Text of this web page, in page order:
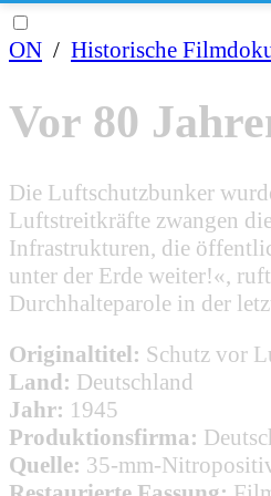
ON / Historische
Vor 80
Die Luftschutzbunker
Luftstreitkräfte zwangen
Infrastrukturen, die
unter der Erde weiter!«,
Durchhalteparole in der
Originaltitel: Schutz vor
Land: Deutschland
Jahr: 1945
Produktionsfirma:
Quelle: 35-mm-